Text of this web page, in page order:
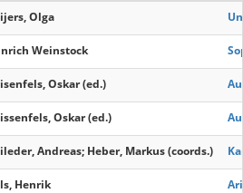
Olga
Weinstock
Oskar (ed.)
Oskar (ed.)
Andreas; Heber, Markus (coords.)
Henrik